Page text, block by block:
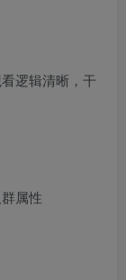
逻辑清晰，干
属性